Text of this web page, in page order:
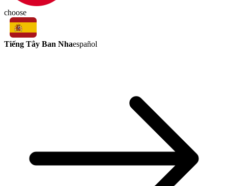
choose
Tiếng Tây Ban Nhaespañol